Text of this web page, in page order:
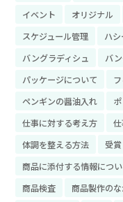
イベント
オリジナル
スケジュール管理
ハ
バングラディシュ
バ
パッケージについて
ペンギンの醤油入れ
仕事に対する考え方
体調を整える方法
受賞
商品に添付する情報につ
商品検査
商品製作の